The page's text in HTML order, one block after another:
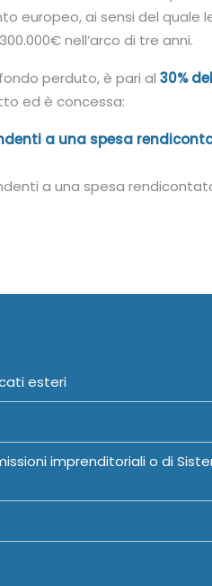
europeo, ai sensi del quale
nell’arco di tre anni.
perduto, è pari al 30%
ed è concessa:
a una spesa
a una spesa
esteri
imprenditoriali o di